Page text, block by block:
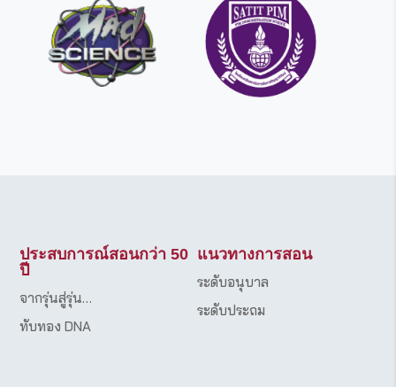
ประสบการณ์สอนกว่า 50
ปี
จากรุ่นสู่รุ่น…
ทับทอง DNA
แนวทางการสอน
ระดับอนุบาล
ระดับประถม